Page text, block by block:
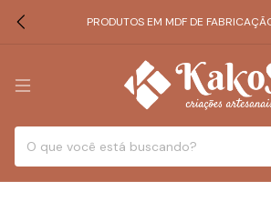
PRODUTOS EM MDF DE